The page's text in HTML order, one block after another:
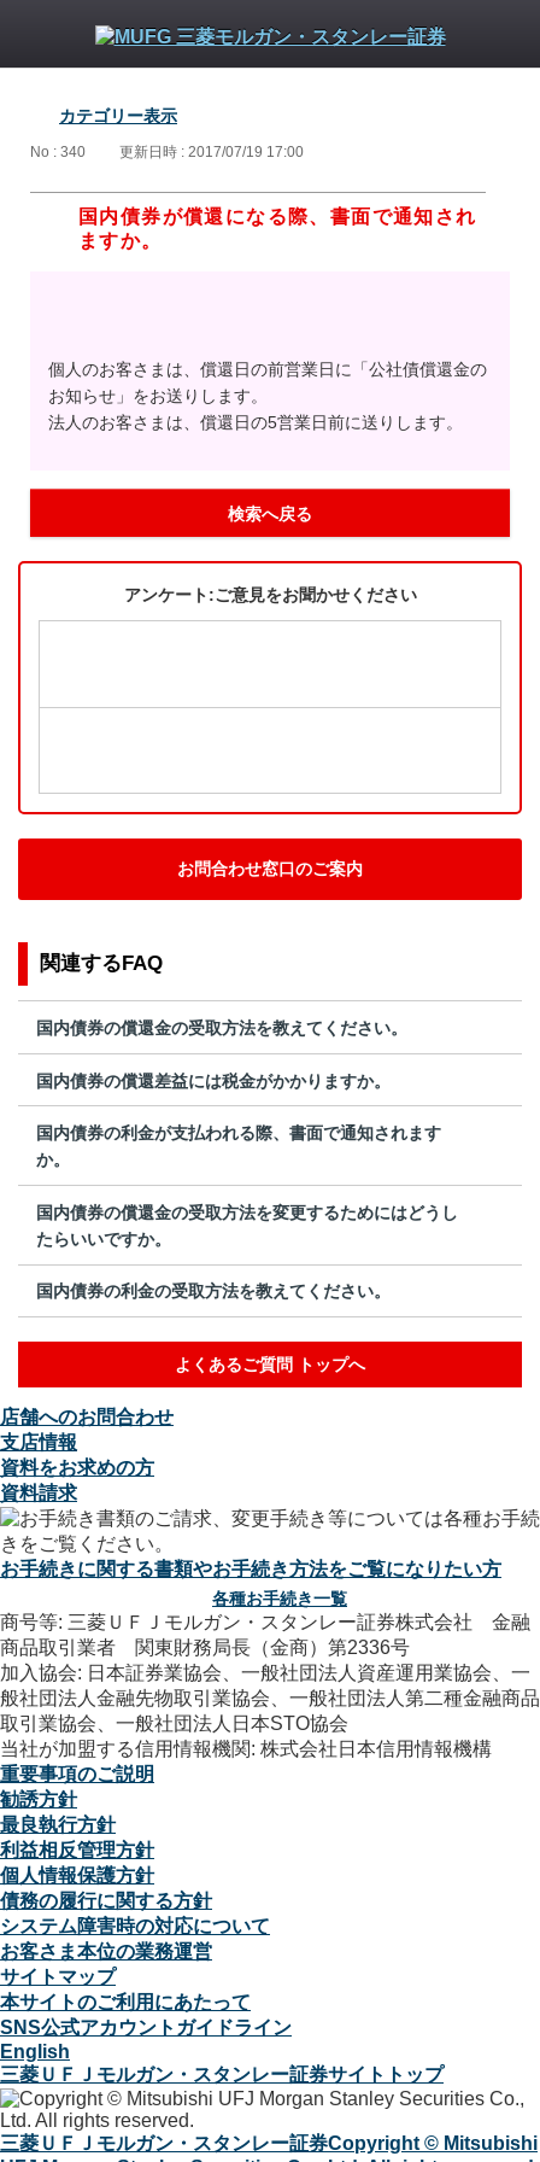
カテゴリー表示
No : 340 更新日時 : 2017/07/19 17:00
国内債券が償還になる際、書面で通知され
ますか。
個人のお客さまは、償還日の前営業日に「公社債償還金の
お知らせ」をお送りします。
法人のお客さまは、償還日の5営業日前に送りします。
検索へ戻る
アンケート:ご意見をお聞かせください
お問合わせ窓口のご案内
関連するFAQ
国内債券の償還金の受取方法を教えてください。
国内債券の償還差益には税金がかかりますか。
国内債券の利金が支払われる際、書面で通知されます
か。
国内債券の償還金の受取方法を変更するためにはどうし
たらいいですか。
国内債券の利金の受取方法を教えてください。
よくあるご質問 トップへ
店舗へのお問合わせ
支店情報
資料をお求めの方
資料請求
お手続きに関する書類やお手続き方法をご覧になりたい方
各種お手続き一覧
商号等: 三菱ＵＦＪモルガン・スタンレー証券株式会社 金融
商品取引業者 関東財務局長（金商）第2336号
加入協会: 日本証券業協会、一般社団法人資産運用業協会、一
般社団法人金融先物取引業協会、一般社団法人第二種金融商品
取引業協会、一般社団法人日本STO協会
当社が加盟する信用情報機関: 株式会社日本信用情報機構
重要事項のご説明
勧誘方針
最良執行方針
利益相反管理方針
個人情報保護方針
債務の履行に関する方針
システム障害時の対応について
お客さま本位の業務運営
サイトマップ
本サイトのご利用にあたって
SNS公式アカウントガイドライン
English
三菱ＵＦＪモルガン・スタンレー証券サイトトップ
三菱ＵＦＪモルガン・スタンレー証券Copyright © Mitsubishi